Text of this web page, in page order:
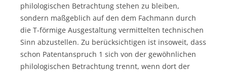
philologischen Betrachtung stehen zu bleiben,
sondern maßgeblich auf den dem Fachmann durch
die T-förmige Ausgestaltung vermittelten technischen
Sinn abzustellen. Zu berücksichtigen ist insoweit, dass
schon Patentanspruch 1 sich von der gewöhnlichen
philologischen Betrachtung trennt, wenn dort der